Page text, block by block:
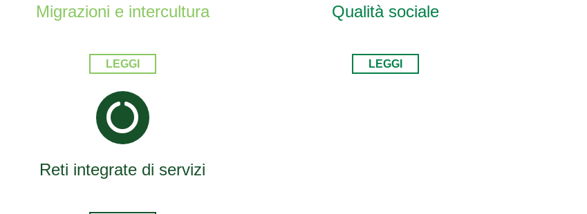
Migrazioni e intercultura
LEGGI
Qualità sociale
LEGGI
Reti integrate di servizi